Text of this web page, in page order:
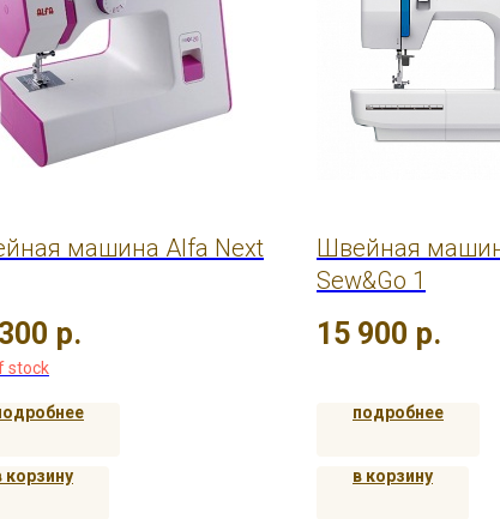
машина Alfa Next
р.
stock
корзину
Швейная
Sew&Go 1
15 900 р.
подробнее
в корзину